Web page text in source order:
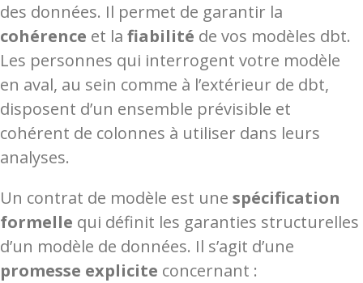
des données. Il permet de garantir la
cohérence et la fiabilité de vos modèles dbt.
Les personnes qui interrogent votre modèle
en aval, au sein comme à l’extérieur de dbt,
disposent d’un ensemble prévisible et
cohérent de colonnes à utiliser dans leurs
analyses.
Un contrat de modèle est une spécification
formelle qui définit les garanties structurelles
d’un modèle de données. Il s’agit d’une
promesse explicite concernant :